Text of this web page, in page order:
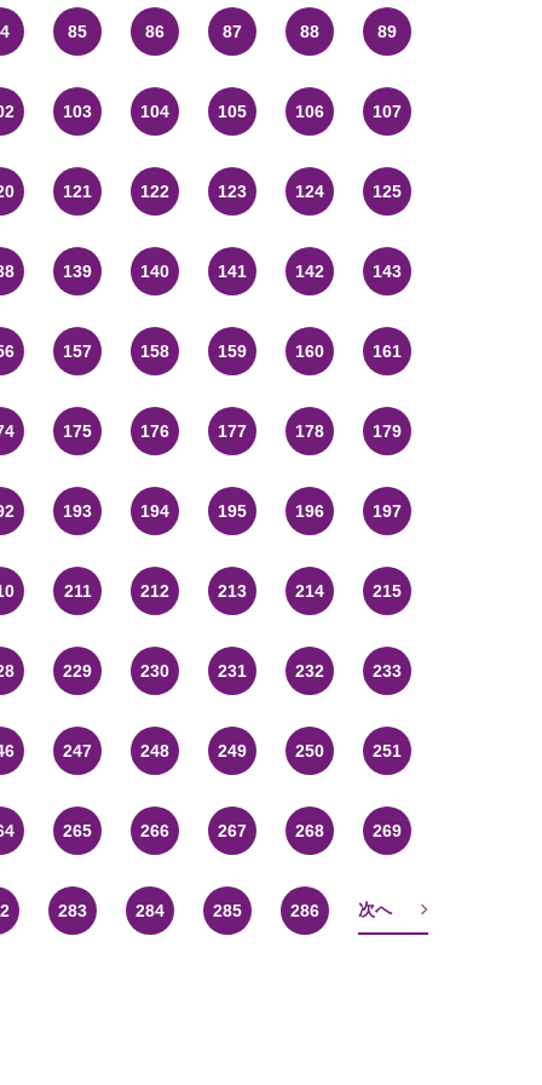
85 86 87 88 89
103 104 105 106 107
121 122 123 124 125
139 140 141 142 143
157 158 159 160 161
175 176 177 178 179
193 194 195 196 197
211 212 213 214 215
229 230 231 232 233
247 248 249 250 251
265 266 267 268 269
283 284 285 286 次へ